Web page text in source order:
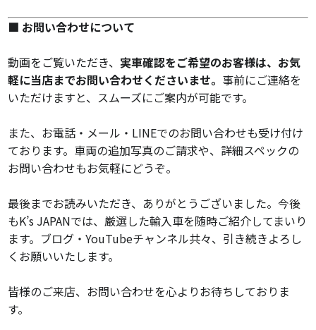
■ お問い合わせについて
動画をご覧いただき、 実車確認をご希望のお客様は、お気
軽に当店までお問い合わせくださいませ。 事前にご連絡を
いただけますと、スムーズにご案内が可能です。
また、お電話・メール・LINEでのお問い合わせも受け付け
ております。車両の追加写真のご請求や、詳細スペックの
お問い合わせもお気軽にどうぞ。
最後までお読みいただき、ありがとうございました。今後
もK’s JAPANでは、厳選した輸入車を随時ご紹介してまいり
ます。ブログ・YouTubeチャンネル共々、引き続きよろし
くお願いいたします。
皆様のご来店、お問い合わせを心よりお待ちしておりま
す。